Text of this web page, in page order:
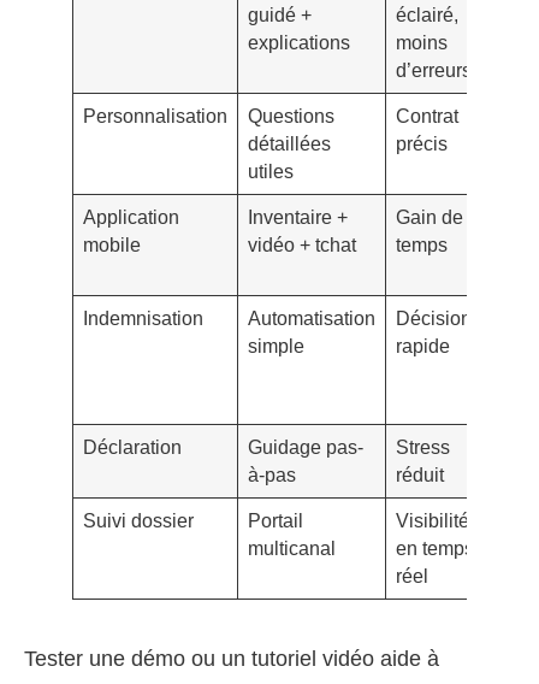
guidé +
explications
éclairé,
moins
d’erreurs
Personnalisation
Questions
détaillées
utiles
Contrat
précis
Application
mobile
Inventaire +
vidéo + tchat
Gain de
temps
Indemnisation
Automatisation
simple
Décision
rapide
Déclaration
Guidage pas-
à-pas
Stress
réduit
Suivi dossier
Portail
multicanal
Visibilité
en temps
réel
Tester une démo ou un tutoriel vidéo aide à